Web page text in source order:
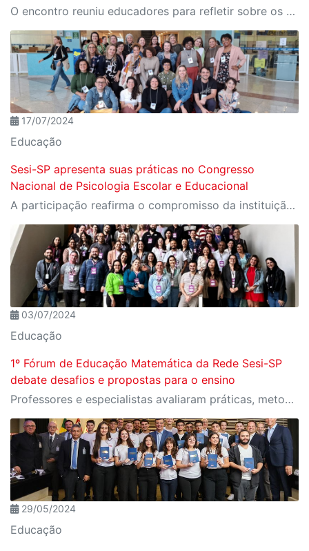
O encontro reuniu educadores para refletir sobre os desafios e as transformações da educação em tempos de inovação tecnológica
17/07/2024
Educação
Sesi-SP apresenta suas práticas no Congresso
Nacional de Psicologia Escolar e Educacional
A participação reafirma o compromisso da instituição com a área como uma ferramenta essencial para a transformação social
03/07/2024
Educação
1º Fórum de Educação Matemática da Rede Sesi-SP
debate desafios e propostas para o ensino
Professores e especialistas avaliaram práticas, metodologias e pesquisas atuais no ensino e aprendizagem da disciplina
29/05/2024
Educação